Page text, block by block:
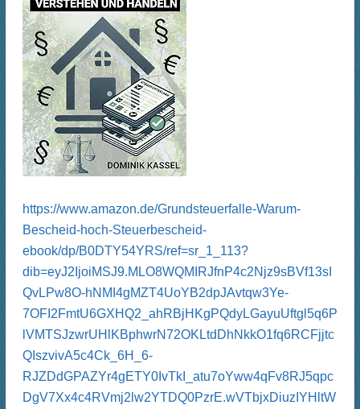
https://www.amazon.de/Grundsteuerfalle-Warum-
Bescheid-hoch-Steuerbescheid-
ebook/dp/B0DTY54YRS/ref=sr_1_113?
dib=eyJ2IjoiMSJ9.MLO8WQMIRJfnP4c2Njz9sBVf13sI
QvLPw8O-hNMI4gMZT4UoYB2dpJAvtqw3Ye-
7OFI2FmtU6GXHQ2_ahRBjHKgPQdyLGayuUftgl5q6P
lVMTSJzwrUHlKBphwrN72OKLtdDhNkkO1fq6RCFjjtc
QIszvivA5c4Ck_6H_6-
RJZDdGPAZYr4gETY0IvTkI_atu7oYww4qFv8RJ5qpc
DgV7Xx4c4RVmj2lw2YTDQ0PzrE.wVTbjxDiuzIYHltW